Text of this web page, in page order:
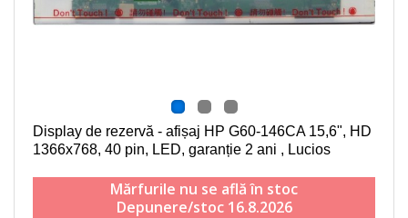
Display de rezervă - afișaj HP G60-146CA 15,6", HD
1366x768, 40 pin, LED, garanție 2 ani , Lucios
Mărfurile nu se află în stoc
Depunere/stoc 16.8.2026